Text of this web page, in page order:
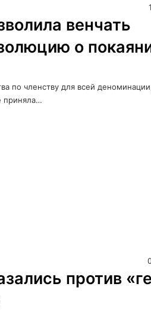
1
венчать
о
по членству для всей
приняла…
против